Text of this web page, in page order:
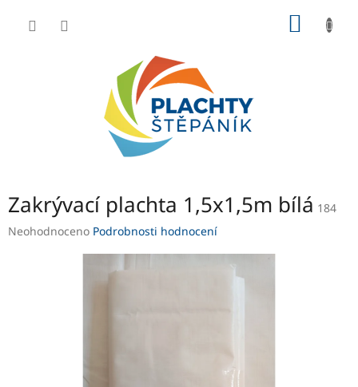
Zakrývací plachta 1,5x1,5m bílá 184
Průměrné
Neohodnoceno Podrobnosti hodnocení